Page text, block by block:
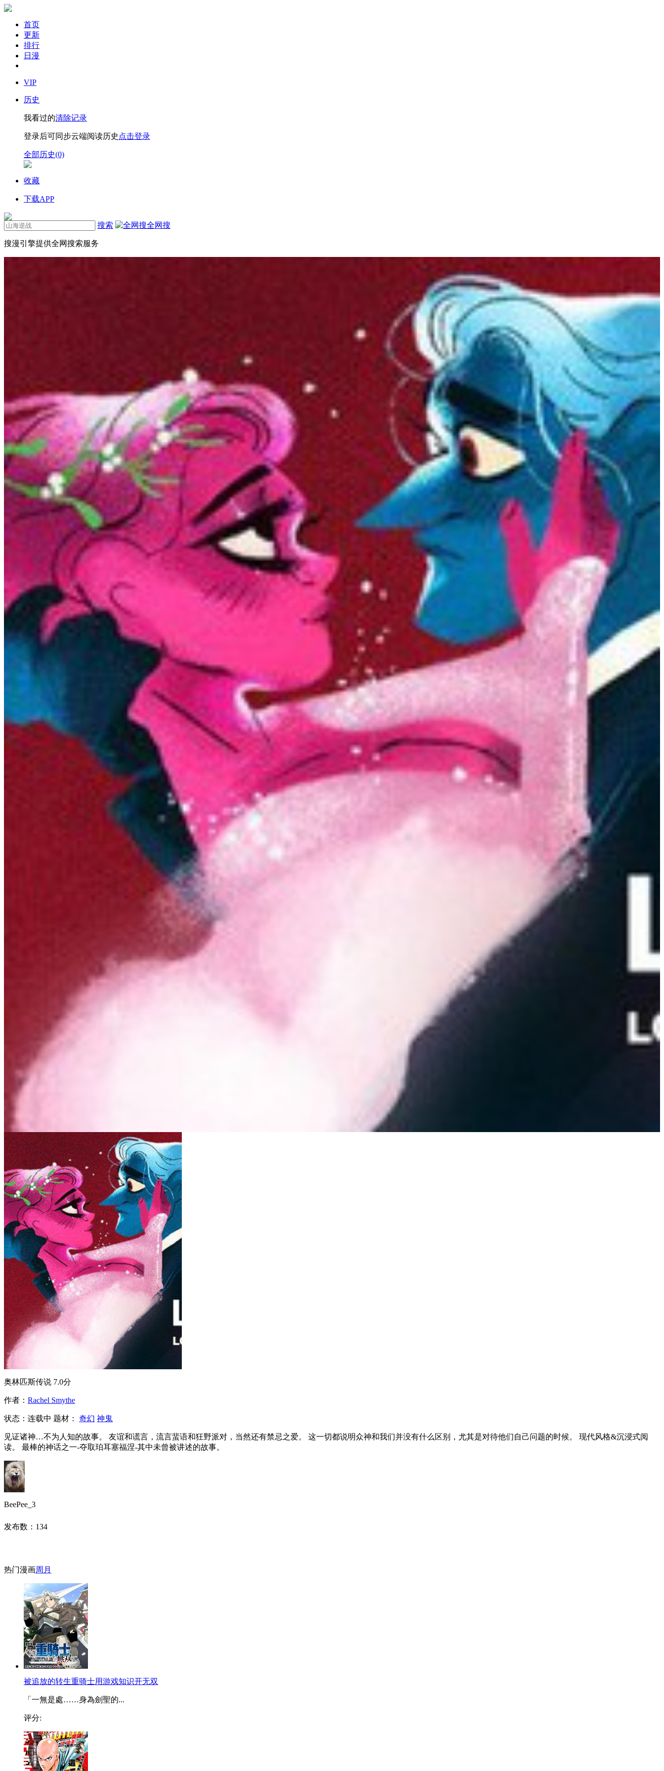
首页
更新
排行
日漫
VIP
历史
我看过的清除记录
登录后可同步云端阅读历史 点击登录
全部历史(0)
收藏
下载APP
搜索 全网搜
搜漫引擎提供全网搜索服务
奥林匹斯传说 7.0分
作者： Rachel Smythe
状态： 连载中 题材： 奇幻 神鬼
见证诸神…不为人知的故事。 友谊和谎言，流言蜚语和狂野派对，当然还有禁忌之爱。 这一切都说明众神和我们并没有什么区别，尤其是对待他们自己问题的时候。 现代风格&沉浸式阅
读。 最棒的神话之一-夺取珀耳塞福涅-其中未曾被讲述的故事。
BeePee_3
发布数： 134
热门漫画周 月
被追放的转生重骑士用游戏知识开无双
「一無是處……身為劍聖的...
评分: